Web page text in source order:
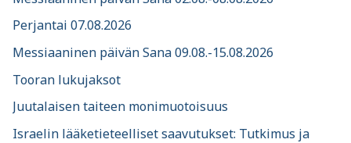
Perjantai 07.08.2026
Messiaaninen päivän Sana 09.08.-15.08.2026
Tooran lukujaksot
Juutalaisen taiteen monimuotoisuus
Israelin lääketieteelliset saavutukset: Tutkimus ja